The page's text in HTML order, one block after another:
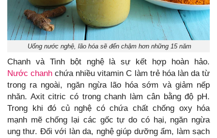
Uống nước nghệ, lão hóa sẽ đến chậm hơn những 15 năm
Chanh và Tinh bột nghệ là sự kết hợp hoàn hảo.
Nước chanh chứa nhiều vitamin C làm trẻ hóa làn da từ
trong ra ngoài, ngăn ngừa lão hóa sớm và giảm nếp
nhăn. Axit citric có trong chanh làm cân bằng độ pH.
Trong khi đó củ nghệ có chứa chất chống oxy hóa
mạnh mẽ chống lại các gốc tự do có hại, ngăn ngừa
ung thư. Đối với làn da, nghệ giúp dưỡng ẩm, làm sạch